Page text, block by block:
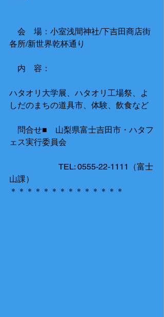
会　場：小室浅間神社/下吉田商店街
各所/新世界乾杯通り
内　容：
ハタオリ大学展、ハタオリ工場祭、よ
しだのまちの道具市、体験、飲食など
問合せ■　山梨県富士吉田市・ハタフ
ェス実行委員会
TEL: 0555-22-1111（富士
山課）
＊＊＊＊＊＊＊＊＊＊＊＊＊＊